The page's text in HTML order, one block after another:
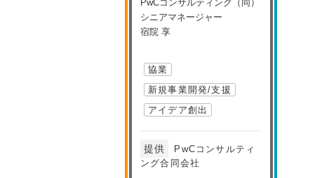
PwCコンサルティング（同）
シニアマネージャー
宿院 享
協業
新規事業開発/支援
アイデア創出
提供
PwCコンサルティ
ング合同会社